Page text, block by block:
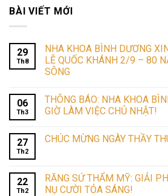
BÀI VIẾT MỚI
29
Th8
NHA KHOA BÌNH DƯƠNG
LỄ QUỐC KHÁNH 2/9 – 80
SÔNG
06
Th3
THÔNG BÁO: NHA KHOA
GIỜ LÀM VIỆC CHỦ NHẬT!
27
Th2
CHÚC MỪNG NGÀY THẦY
22
Th2
RĂNG SỨ THẨM MỸ: GIẢI
NỤ CƯỜI TỎA SÁNG!